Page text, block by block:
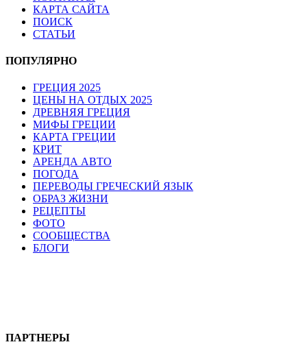
КАРТА САЙТА
ПОИСК
СТАТЬИ
ПОПУЛЯРНО
ГРЕЦИЯ 2025
ЦЕНЫ НА ОТДЫХ 2025
ДРЕВНЯЯ ГРЕЦИЯ
МИФЫ ГРЕЦИИ
КАРТА ГРЕЦИИ
КРИТ
АРЕНДА АВТО
ПОГОДА
ПЕРЕВОДЫ ГРЕЧЕСКИЙ ЯЗЫК
ОБРАЗ ЖИЗНИ
РЕЦЕПТЫ
ФОТО
СООБЩЕСТВА
БЛОГИ
ПАРТНЕРЫ